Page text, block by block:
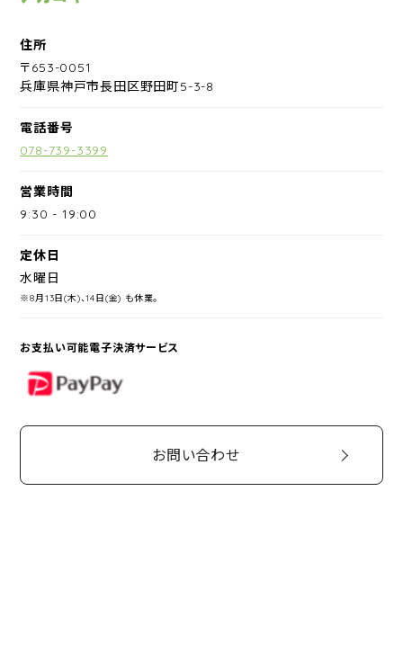
住所
〒653-0051
兵庫県神戸市長田区野田町5-3-8
電話番号
078-739-3399
営業時間
9:30 -19:00
定休日
水曜日
※8月13日(木)、14日(金) も休業。
お支払い可能電子決済サービス
PayPay
お問い合わせ